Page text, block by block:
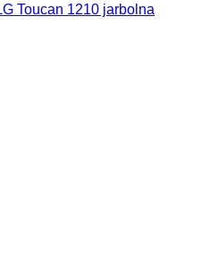
Toucan 1210 jarbolna